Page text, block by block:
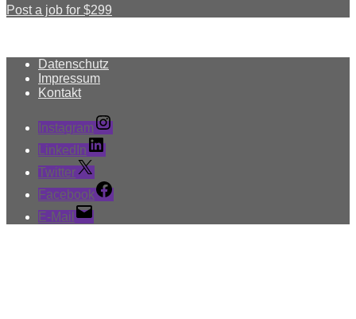
Post a job for $299
Datenschutz
Impressum
Kontakt
Instagram
LinkedIn
Twitter
Facebook
E-Mail